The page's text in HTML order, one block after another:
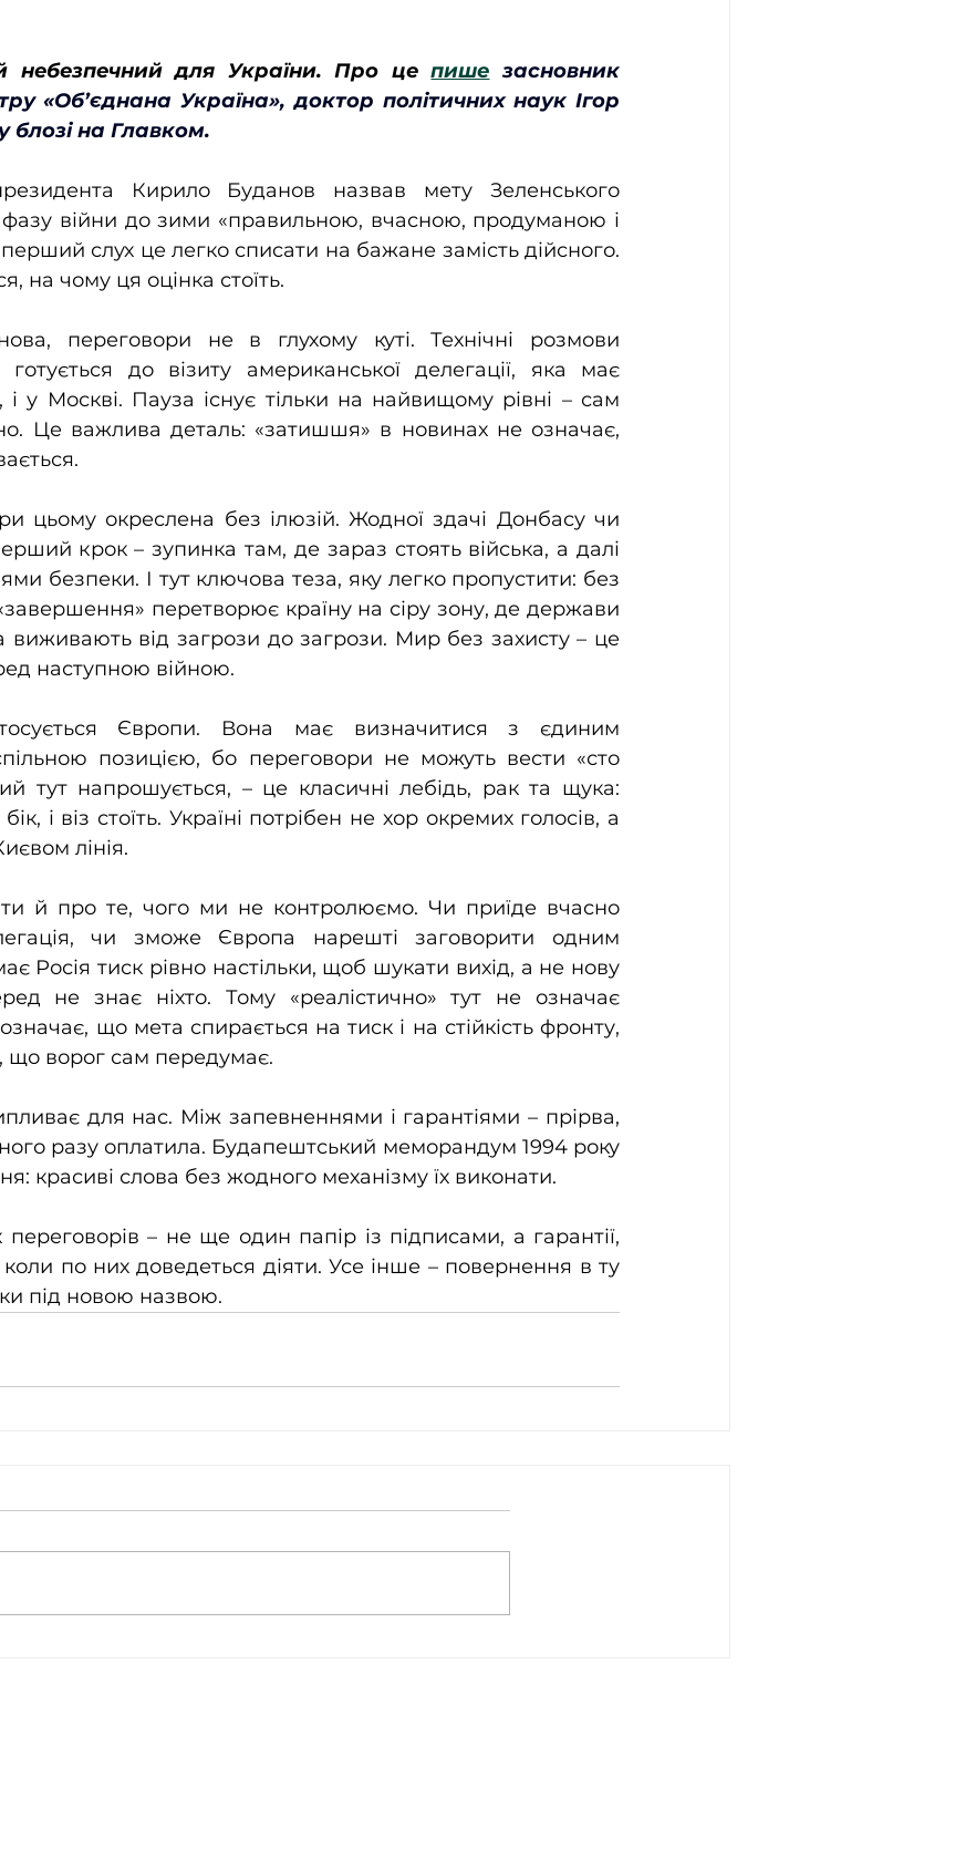
небезпечний для України. Про це пише засновник
«Об’єднана Україна», доктор політичних наук Ігор
блозі на Главком.
Кирило Буданов назвав мету Зеленського
війни до зими «правильною, вчасною, продуманою і
слух це легко списати на бажане замість дійсного.
на чому ця оцінка стоїть.
переговори не в глухому куті. Технічні розмови
до візиту американської делегації, яка має
і у Москві. Пауза існує тільки на найвищому рівні – сам
Це важлива деталь: «затишшя» в новинах не означає,
цьому окреслена без ілюзій. Жодної здачі Донбасу чи
крок – зупинка там, де зараз стоять війська, а далі
безпеки. І тут ключова теза, яку легко пропустити: без
перетворює країну на сіру зону, де держави
виживають від загрози до загрози. Мир без захисту – це
наступною війною.
Європи. Вона має визначитися з єдиним
позицією, бо переговори не можуть вести «сто
тут напрошується, – це класичні лебідь, рак та щука:
і віз стоїть. Україні потрібен не хор окремих голосів, а
лінія.
й про те, чого ми не контролюємо. Чи приїде вчасно
чи зможе Європа нарешті заговорити одним
Росія тиск рівно настільки, щоб шукати вихід, а не нову
не знає ніхто. Тому «реалістично» тут не означає
що мета спирається на тиск і на стійкість фронту,
що ворог сам передумає.
для нас. Між запевненнями і гарантіями – прірва,
разу оплатила. Будапештський меморандум 1994 року
красиві слова без жодного механізму їх виконати.
переговорів – не ще один папір із підписами, а гарантії,
по них доведеться діяти. Усе інше – повернення в ту
під новою назвою.